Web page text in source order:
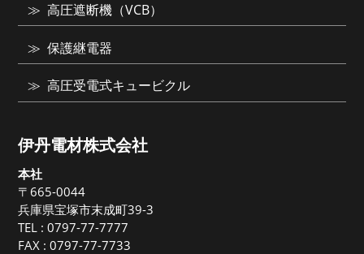
伊丹電材株式会社
本社
〒665-0044
兵庫県宝塚市末成町39-3
TEL :0797-77-7777
FAX : 0797-77-7733
高圧遮断機（VCB）
保護継電器
高圧受電式キュービクル